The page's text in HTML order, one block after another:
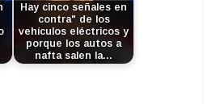
Hay cinco señales en
contra" de los
vehículos eléctricos y
porque los autos a
nafta salen la…